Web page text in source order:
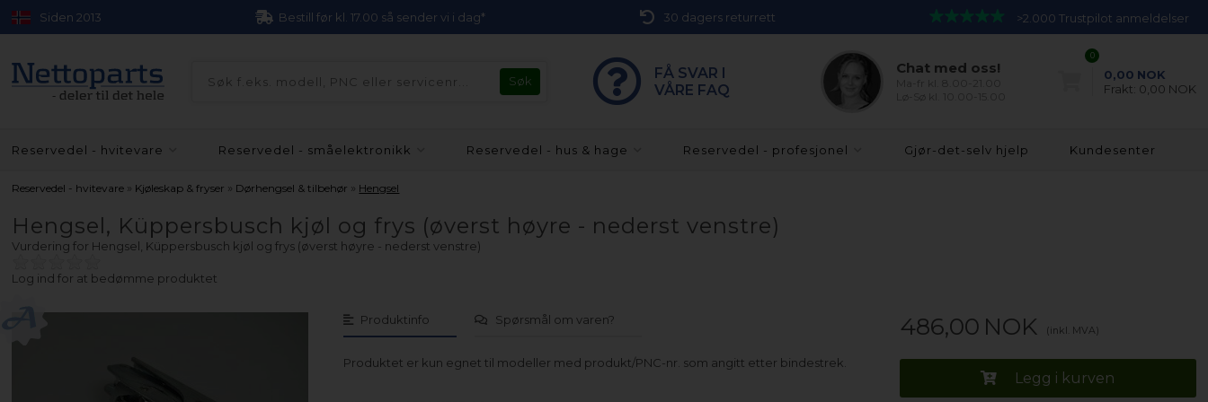
Siden 2013 Bestill før kl. 17.00 så sender vi i dag* 30 dagers returrett >2.000 Trustpilot anmeldelser
FÅ SVAR I
VÅRE FAQ
Chat med oss!
0
0,00 NOK
Frakt: 0,00 NOK
Reservedel - hvitevare Reservedel - småelektronikk Reservedel - hus & hage Reservedel - profesjonel Gjør-det-selv hjelp Kundesenter
Reservedel - hvitevare » Kjøleskap & fryser » Dørhengsel & tilbehør » Hengsel
Hengsel, Küppersbusch kjøl og frys (øverst høyre - nederst venstre)
Vurdering for Hengsel, Küppersbusch kjøl og frys (øverst høyre - nederst venstre)
Log ind for at bedømme produktet
Produktinfo Spørsmål om varen?
Produktet er kun egnet til modeller med produkt/PNC-nr. som angitt etter bindestrek.
486,00 NOK (inkl. MVA)
Legg i kurven